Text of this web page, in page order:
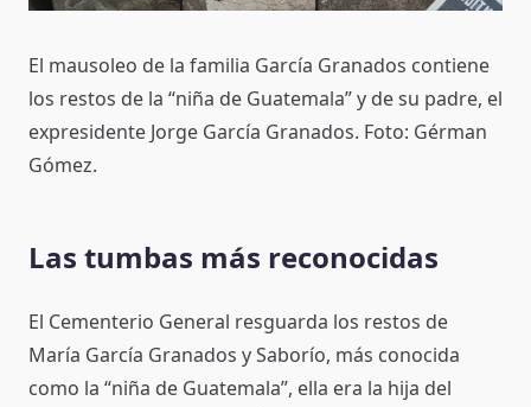
El mausoleo de la familia García Granados contiene
los restos de la “niña de Guatemala” y de su padre, el
expresidente Jorge García Granados. Foto: Gérman
Gómez.
Las tumbas más reconocidas
El Cementerio General resguarda los restos de
María García Granados y Saborío, más conocida
como la “niña de Guatemala”, ella era la hija del